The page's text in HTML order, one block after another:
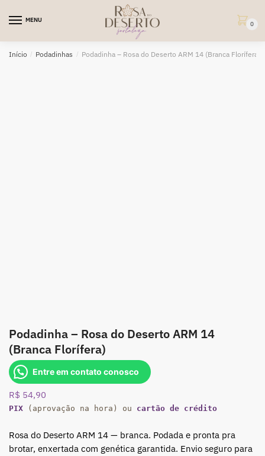
MENU
0
Início / Podadinhas / Podadinha – Rosa do Deserto ARM 14 (Branca Florífera)
Podadinha – Rosa do Deserto ARM 14
(Branca Florífera)
Entre em contato conosco
R$ 54,90
PIX (aprovação na hora) ou cartão de crédito
Rosa do Deserto ARM 14 — branca. Podada e pronta pra
brotar, enxertada com genética garantida. Envio seguro para